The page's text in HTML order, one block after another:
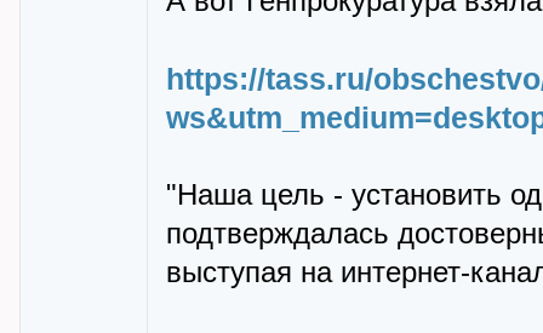
https://tass.ru/
"Наша цель - установить
подтверждалась
выступая на интернет-